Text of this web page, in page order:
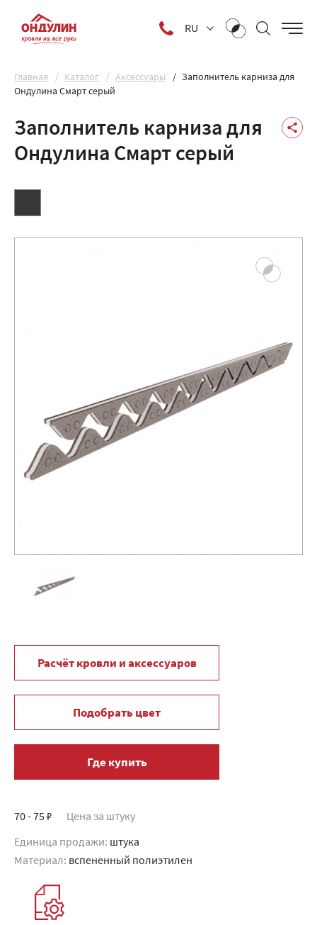
RU
Главная Каталог Аксессуары
Заполнитель карниза для
Ондулина Смарт серый
Заполнитель карниза для
Ондулина Смарт серый
Расчёт кровли и аксессуаров
Подобрать цвет
Где купить
70 - 75 ₽ Цена за штуку
Единица продажи: штука
Материал: вспененный полиэтилен